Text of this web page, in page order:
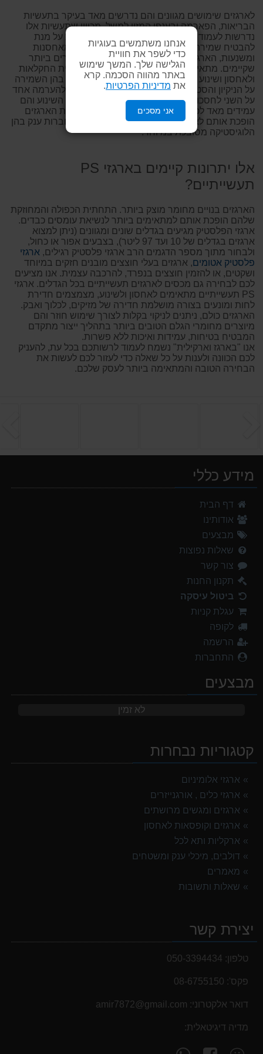
אנחנו משתמשים בעוגיות
כדי לשפר את חוויית
הגלישה שלך. המשך שימוש
באתר מהווה הסכמה. קרא
את מדיניות הפרטיות.
אני מסכים
לארגזים שימושים מגוונים והם נדרשים מאד בעיקר בתעשיות
הבריאות, הפארמה ובענפי המזון למשל. מכיוון שתעשיות אלו
נדרשות לעמוד בסטנדרטים מחמירים של בטיחות על מנת
להבטיח שמירה על איכות ותקינות המוצרים שהן מאחסנות
ומשנעות, הארגזים חייבים לעמוד בתקנים המחמירים ביותר
שקיימים. מתאימים מאד לתעשיות כבדות, לתעשיית החקלאות
ולאחסון ושינוע לעולמות הרפואה, המזון והפארמה בהן השמירה
על הניקיון והסטריליות הוא קריטי. הארגזים ניתנים להערמה אחד
על השני לחסכון בשטח אחסון לאורך זמן וגם בעת השינוע והם
עמידים מאד לכל תנאי מזג האוויר. היכולת לתייג את הארגזים
הופכת אותם לאטרקטיביים במיוחד בעיקר עבור חברות ענק בהן
הלוגיסטיקה מסובכת במיוחד.
אלו יתרונות קיימים בארגזי PS
תעשייתיים?
הארגזים בנויים מחומר מוצק ביותר. התחתית הכפולה והמחוזקת
שלהם הופכת אותם למתאימים ביותר לנשיאת עומסים כבדים.
ארגזי הפלסטיק מגיעים בגדלים שונים ומגוונים (ניתן למצוא
ארגזים בגדלים של 10 ועד 97 ליטר), בצבעים אפור או כחול,
ולבחור מתוך מספר הדגמים הרב ארגזי פלסטיק רגילים, ארגזי
פלסטיק אטומים, ארגזים בעלי חוצצים מובנים חזקים במיוחד
ושקטים, או להזמין חוצצים בנפרד, להרכבה עצמית. אנו מציעים
לכם לבחירה גם מכסים לארגזים תעשייתיים בכל הגדלים. ארגזי
PS תעשייתיים מתאימים לאחסון ולשינוע, מצמצמים חדירת
לחות ומונעים בצורה מושלמת חדירה של מזיקים, לכלוך ואבק.
הארגזים כולם, ניתנים לניקוי בקלות לצורך שימוש חוזר והם
מיוצרים מחומרי הגלם הטובים ביותר בתהליך ייצור מתקדם
המבטיח בטיחות, עמידות ואיכות ללא פשרות.
אנו "בארגז וארקילית" נשמח לעמוד לרשותכם בכל עת, להעניק
לכם הכוונה ולענות על כל שאלה כדי לעזור לכם לעשות את
הבחירה הטובה והמתאימה ביותר לעסק שלכם.
מידע כללי
דף הבית
אודותינו
מבצעים
שאלות נפוצות
צור קשר
תקנון החנות
ביטול עיסקה
עגלת קניות
לקופה
הרשמה
התחברות
מבצעים
לא זמין
קטגוריות נבחרות
ארגזי אלומיניום
ארגזי כלים , אורגנייזרים
ארגזים ומגשים מרושתים
ארגזים וקופסאות לאחסון
ארקליות ותא לכל
דולבים, מיכלי ענק ומשטחים
מאמרים
שאלות ותשובות
יצירת קשר
טלפון: 050-3394434
פקס': 08-6755150
דואר אלקטרוני: ‫amir7872@gmail.com‬
מדיה דיגיטאלית:
מצא
עקוב